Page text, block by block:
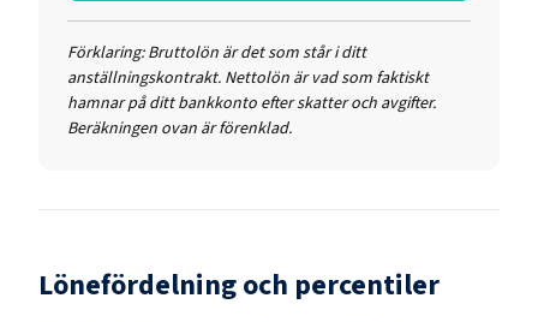
Förklaring: Bruttolön är det som står i ditt
anställningskontrakt. Nettolön är vad som faktiskt
hamnar på ditt bankkonto efter skatter och avgifter.
Beräkningen ovan är förenklad.
Lönefördelning och percentiler